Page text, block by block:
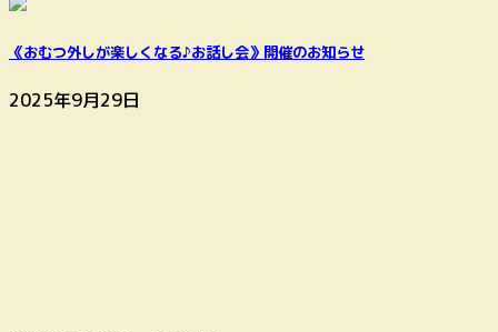
《おむつ外しが楽しくなる♪お話し会》開催のお知らせ
2025年9月29日